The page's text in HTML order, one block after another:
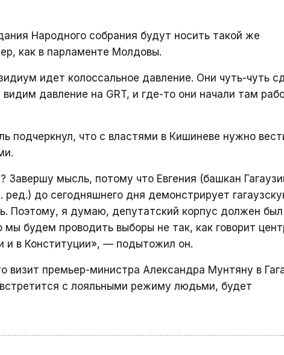
Народного собрания будут носить такой же
как в парламенте Молдовы.
идет колоссальное давление. Они чуть-чуть
давление на GRT, и где-то они начали там
подчеркнул, что с властями в Кишиневе нужно
Завершу мысль, потому что Евгения (башкан
ред.) до сегодняшнего дня демонстрирует
Поэтому, я думаю, депутатский корпус должен был
мы будем проводить выборы не так, как говорит
и в Конституции», — подытожил он.
визит премьер-министра Александра Мунтяну в
встретится с лояльными режиму людьми, будет